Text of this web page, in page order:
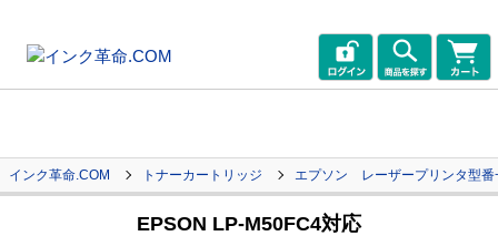
インク革命.COM トナーカートリッジ エプソン レーザープリンタ型番
EPSON LP-M50FC4対応